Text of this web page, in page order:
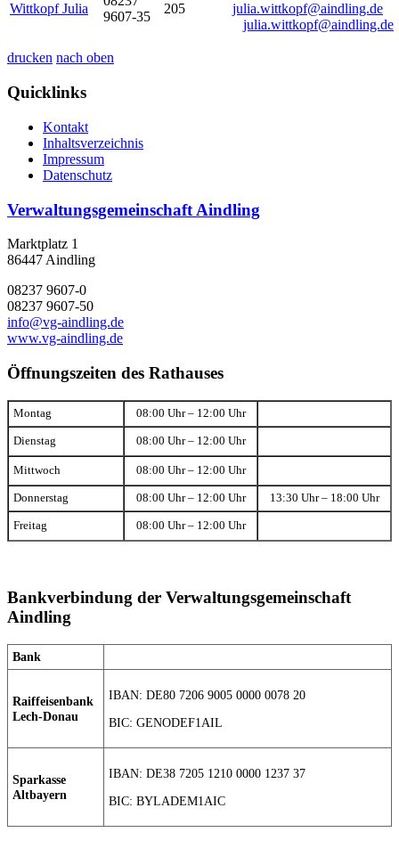
Wittkopf Julia
9607-35
205
julia.wittkopf@aindling.de
drucken nach oben
Quicklinks
Kontakt
Inhaltsverzeichnis
Impressum
Datenschutz
Verwaltungsgemeinschaft Aindling
Marktplatz 1
86447 Aindling
08237 9607-0
08237 9607-50
info@vg-aindling.de
www.vg-aindling.de
Öffnungszeiten des Rathauses
Montag 08:00 Uhr – 12:00 Uhr
Dienstag 08:00 Uhr – 12:00 Uhr
Mittwoch 08:00 Uhr – 12:00 Uhr
Donnerstag 08:00 Uhr – 12:00 Uhr 13:30 Uhr – 18:00 Uhr
Freitag 08:00 Uhr – 12:00 Uhr
Bankverbindung der Verwaltungsgemeinschaft
Aindling
Bank
Raiffeisenbank
Lech-Donau
IBAN: DE80 7206 9005 0000 0078 20
BIC: GENODEF1AIL
Sparkasse
Altbayern
IBAN: DE38 7205 1210 0000 1237 37
BIC: BYLADEM1AIC